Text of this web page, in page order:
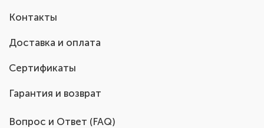
Контакты
Доставка и оплата
Сертификаты
Гарантия и возврат
Вопрос и Ответ (FAQ)